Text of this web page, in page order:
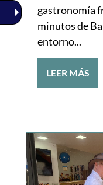
gastronomía
minutos de
entorno...
LEER MÁS